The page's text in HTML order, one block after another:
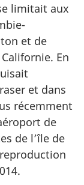
limitait aux
et de
En
et dans
récemment
de
de l’île de